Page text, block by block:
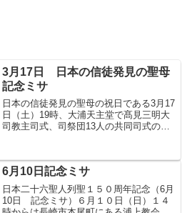
3月17日 日本の信徒発見の聖母
記念ミサ
日本の信徒発見の聖母の祝日である3月17
日（土）19時、大浦天主堂で髙見三明大
司教主司式、司祭団13人の共同司式のも
6月10日記念ミサ
日本二十六聖人列聖１５０周年記念（6月
10日 記念ミサ）６月１０日（日）１４